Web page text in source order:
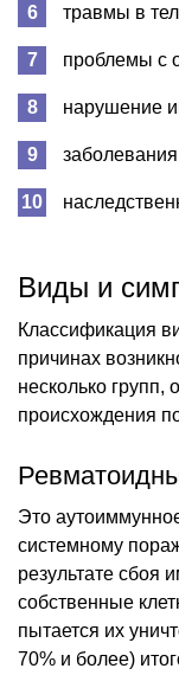
травмы в
проблемы с
нарушение
Виды и
Классификация
причинах
несколько групп,
происхождения
Это
системному
результате сбоя
собственные
пытается их
70% и более)